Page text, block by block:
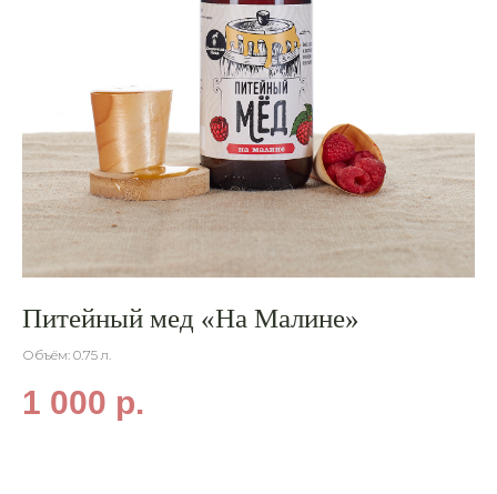
Питейный мед «На Малине»
Объём: 0.75 л.
1 000 р.